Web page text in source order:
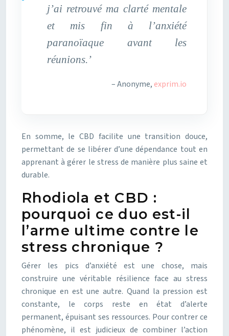
j’ai retrouvé ma clarté mentale
et mis fin à l’anxiété
paranoïaque avant les
réunions.’
– Anonyme, exprim.io
En somme, le CBD facilite une transition douce,
permettant de se libérer d’une dépendance tout en
apprenant à gérer le stress de manière plus saine et
durable.
Rhodiola et CBD :
pourquoi ce duo est-il
l’arme ultime contre le
stress chronique ?
Gérer les pics d’anxiété est une chose, mais
construire une véritable résilience face au stress
chronique en est une autre. Quand la pression est
constante, le corps reste en état d’alerte
permanent, épuisant ses ressources. Pour contrer ce
phénomène, il est judicieux de combiner l’action